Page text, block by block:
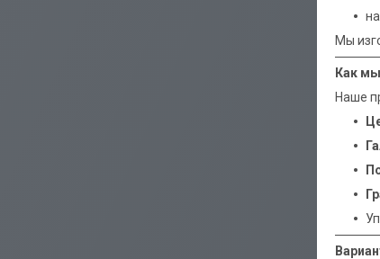
на
Мы
Как
Наше